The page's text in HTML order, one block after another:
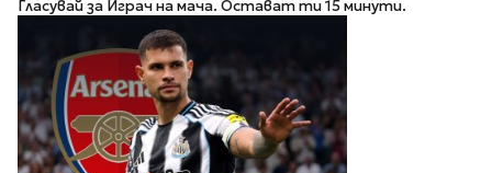
Гласувай за Играч на мача. Остават ти 15 минути.